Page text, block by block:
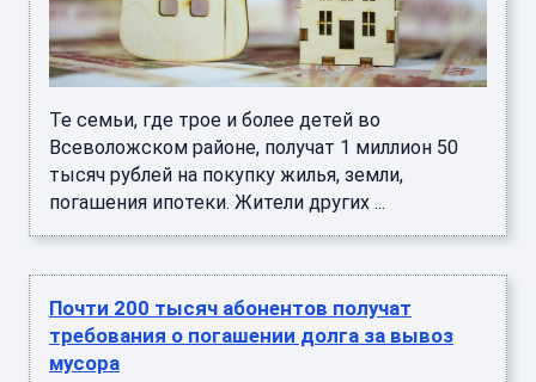
Те семьи, где трое и более детей во
Всеволожском районе, получат 1 миллион 50
тысяч рублей на покупку жилья, земли,
погашения ипотеки. Жители других ...
Почти 200 тысяч абонентов получат
требования о погашении долга за вывоз
мусора